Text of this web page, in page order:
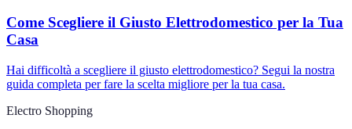
Come Scegliere il Giusto Elettrodomestico per la Tua
Casa
Hai difficoltà a scegliere il giusto elettrodomestico? Segui la nostra
guida completa per fare la scelta migliore per la tua casa.
Electro Shopping